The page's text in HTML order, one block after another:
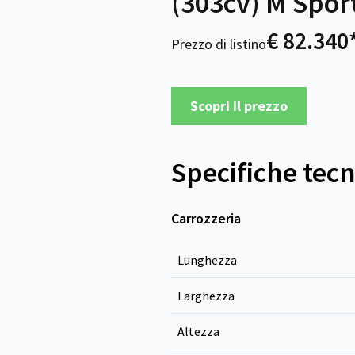
Prezzo di listino€
Scopri il prezzo
Specifiche
Carrozzeria
Lunghezza
Larghezza
Altezza